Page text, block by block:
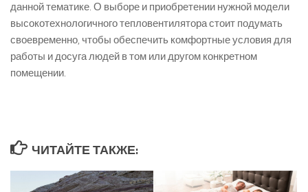
данной тематике. О выборе и приобретении нужной модели
высокотехнологичного тепловентилятора стоит подумать
своевременно, чтобы обеспечить комфортные условия для
работы и досуга людей в том или другом конкретном
помещении.
ЧИТАЙТЕ ТАКЖЕ: